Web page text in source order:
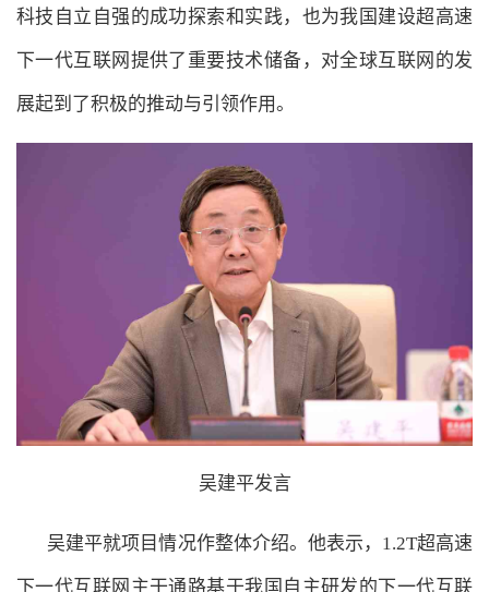
科技自立自强的成功探索和实践，也为我国建设超高速
下一代互联网提供了重要技术储备，对全球互联网的发
展起到了积极的推动与引领作用。
吴建平发言
吴建平就项目情况作整体介绍。他表示，1.2T超高速
下一代互联网主干通路基于我国自主研发的下一代互联